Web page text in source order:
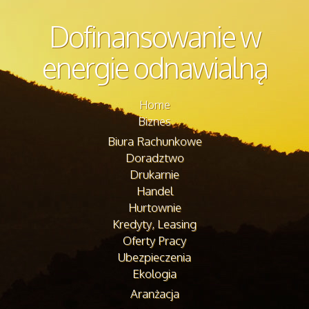
Dofinansowanie w
energie odnawialną
Home
Biznes
Biura Rachunkowe
Doradztwo
Drukarnie
Handel
Hurtownie
Kredyty, Leasing
Oferty Pracy
Ubezpieczenia
Ekologia
Aranżacja